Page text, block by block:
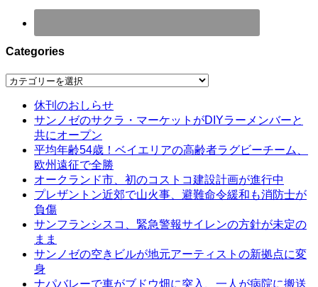
Categories
Categories
休刊のおしらせ
サンノゼのサクラ・マーケットがDIYラーメンバーと
共にオープン
平均年齢54歳！ベイエリアの高齢者ラグビーチーム、
欧州遠征で全勝
オークランド市、初のコストコ建設計画が進行中
プレザントン近郊で山火事、避難命令緩和も消防士が
負傷
サンフランシスコ、緊急警報サイレンの方針が未定の
まま
サンノゼの空きビルが地元アーティストの新拠点に変
身
ナパバレーで車がブドウ畑に突入、一人が病院に搬送